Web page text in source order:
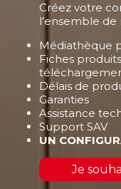
Créez votre
l’ensemble de
Médiathèque
Fiches
Délais de
Garanties
Assistance
Support SAV
UN
Je